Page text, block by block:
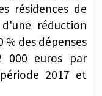
résidences de
réduction
% des dépenses
000 euros par
2017 et